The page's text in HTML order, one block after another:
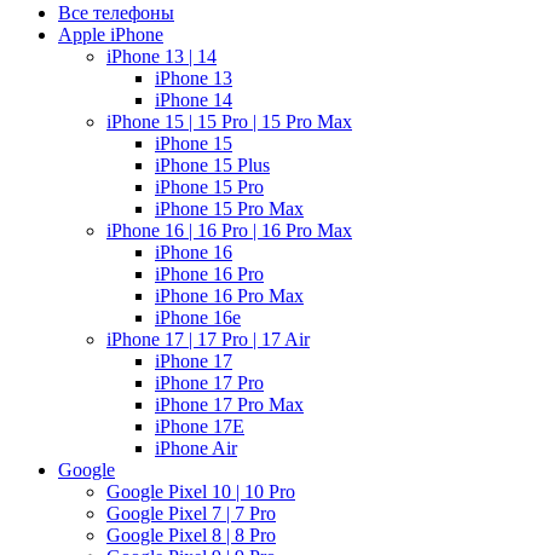
Все телефоны
Apple iPhone
iPhone 13 | 14
iPhone 13
iPhone 14
iPhone 15 | 15 Pro | 15 Pro Max
iPhone 15
iPhone 15 Plus
iPhone 15 Pro
iPhone 15 Pro Max
iPhone 16 | 16 Pro | 16 Pro Max
iPhone 16
iPhone 16 Pro
iPhone 16 Pro Max
iPhone 16e
iPhone 17 | 17 Pro | 17 Air
iPhone 17
iPhone 17 Pro
iPhone 17 Pro Max
iPhone 17E
iPhone Air
Google
Google Pixel 10 | 10 Pro
Google Pixel 7 | 7 Pro
Google Pixel 8 | 8 Pro